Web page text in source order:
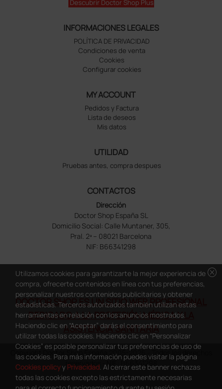
Descubrir Doctor Shop Plus
INFORMACIONES LEGALES
POLÍTICA DE PRIVACIDAD
Condiciones de venta
Cookies
Configurar cookies
MY ACCOUNT
Pedidos y Factura
Lista de deseos
Mis datos
UTILIDAD
Pruebas antes, compra despues
CONTACTOS
Dirección
Doctor Shop España SL
Domicilio Social: Calle Muntaner, 305,
Pral. 2ª – 08021 Barcelona
NIF: B66341298
DOCTOR SHOP ES UN SITIO WEB PROFESIONAL
DEDICADO A LA PROFESIÓN MÉDICA Y LA
ASISTENCIA SANITARIA
Copyright Doctor Shop España 2005-2026 - Todos los derechos
reservados - NIF.: B66341298
cancel
Utilizamos cookies para garantizarte la mejor experiencia de
compra, ofrecerte contenidos en línea con tus preferencias,
personalizar nuestros contenidos publicitarios y obtener
estadísticas. Terceros autorizados también utilizan estas
herramientas en relación con los anuncios mostrados.
Haciendo clic en “Aceptar” darás el consentimiento para
utilizar todas las cookies. Haciendo clic en “Personalizar
Cookies” es posible personalizar tus preferencias de uso de
las cookies. Para más información puedes visitar la página
Cookies policyy Privacidad. Al cerrar este banner rechazas
todas las cookies excepto las estrictamente necesarias